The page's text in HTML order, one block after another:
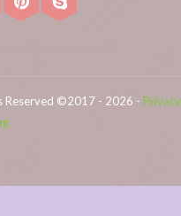
Reserved ©2017 - 2026 - Privacy